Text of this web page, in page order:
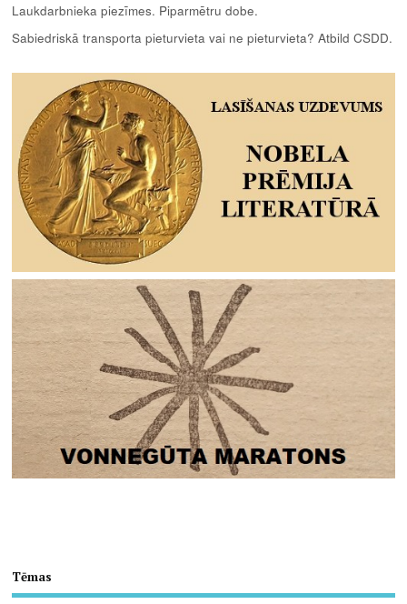
Laukdarbnieka piezīmes. Piparmētru dobe.
Sabiedriskā transporta pieturvieta vai ne pieturvieta? Atbild CSDD.
Tēmas